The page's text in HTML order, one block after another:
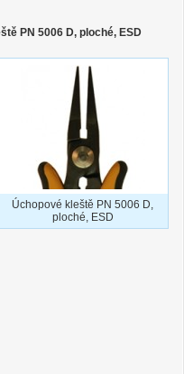
PN 5006 D, ploché, ESD
Úchopové kleště PN 5006 D,
ploché, ESD